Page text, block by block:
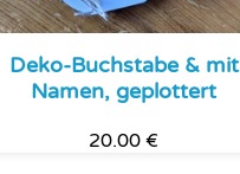
Deko-Buchstabe & mit
Namen, geplottert
20.00 €